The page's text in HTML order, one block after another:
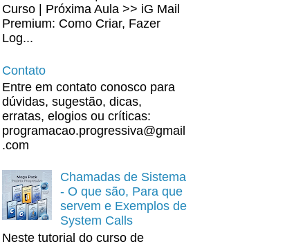
Curso | Próxima Aula >> iG Mail
Premium: Como Criar, Fazer
Log...
Contato
Entre em contato conosco para
dúvidas, sugestão, dicas,
erratas, elogios ou críticas:
programacao.progressiva@gmail
.com
Chamadas de Sistema
- O que são, Para que
servem e Exemplos de
System Calls
Neste tutorial do curso de